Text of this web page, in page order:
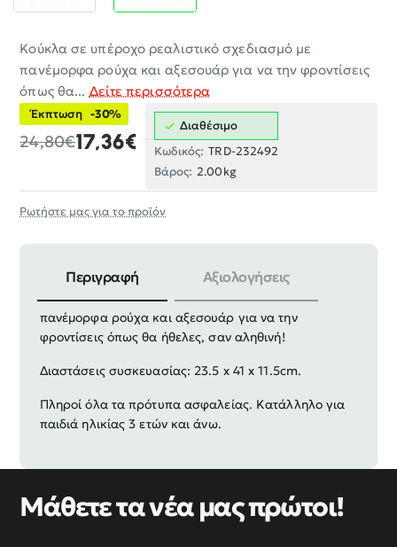
Κούκλα σε υπέροχο ρεαλιστικό σχεδιασμό με
πανέμορφα ρούχα και αξεσουάρ για να την φροντίσεις
όπως θα... Δείτε περισσότερα
Έκπτωση -30%
17,36€
24,80€
Διαθέσιμο
Κωδικός: TRD-232492
Βάρος: 2.00kg
Ρωτήστε μας για το προϊόν
Περιγραφή Αξιολογήσεις
Κούκλα σε υπέροχο ρεαλιστικό σχεδιασμό με
πανέμορφα ρούχα και αξεσουάρ για να την
φροντίσεις όπως θα ήθελες, σαν αληθινή!
Διαστάσεις συσκευασίας: 23.5 x 41 x 11.5cm.
Πληροί όλα τα πρότυπα ασφαλείας. Κατάλληλο για
παιδιά ηλικίας 3 ετών και άνω.
Μάθετε τα νέα μας πρώτοι!